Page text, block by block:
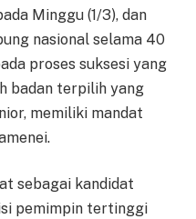
Minggu (1/3), dan
nasional selama 40
proses suksesi yang
badan terpilih yang
memiliki mandat
sebagai kandidat
pemimpin tertinggi